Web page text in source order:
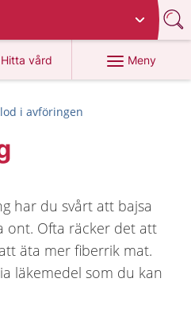
Hitta vård
på 1177.se
Meny
i avföringen
har du svårt att bajsa
ont. Ofta räcker det att
äta mer fiberrik mat.
läkemedel som du kan